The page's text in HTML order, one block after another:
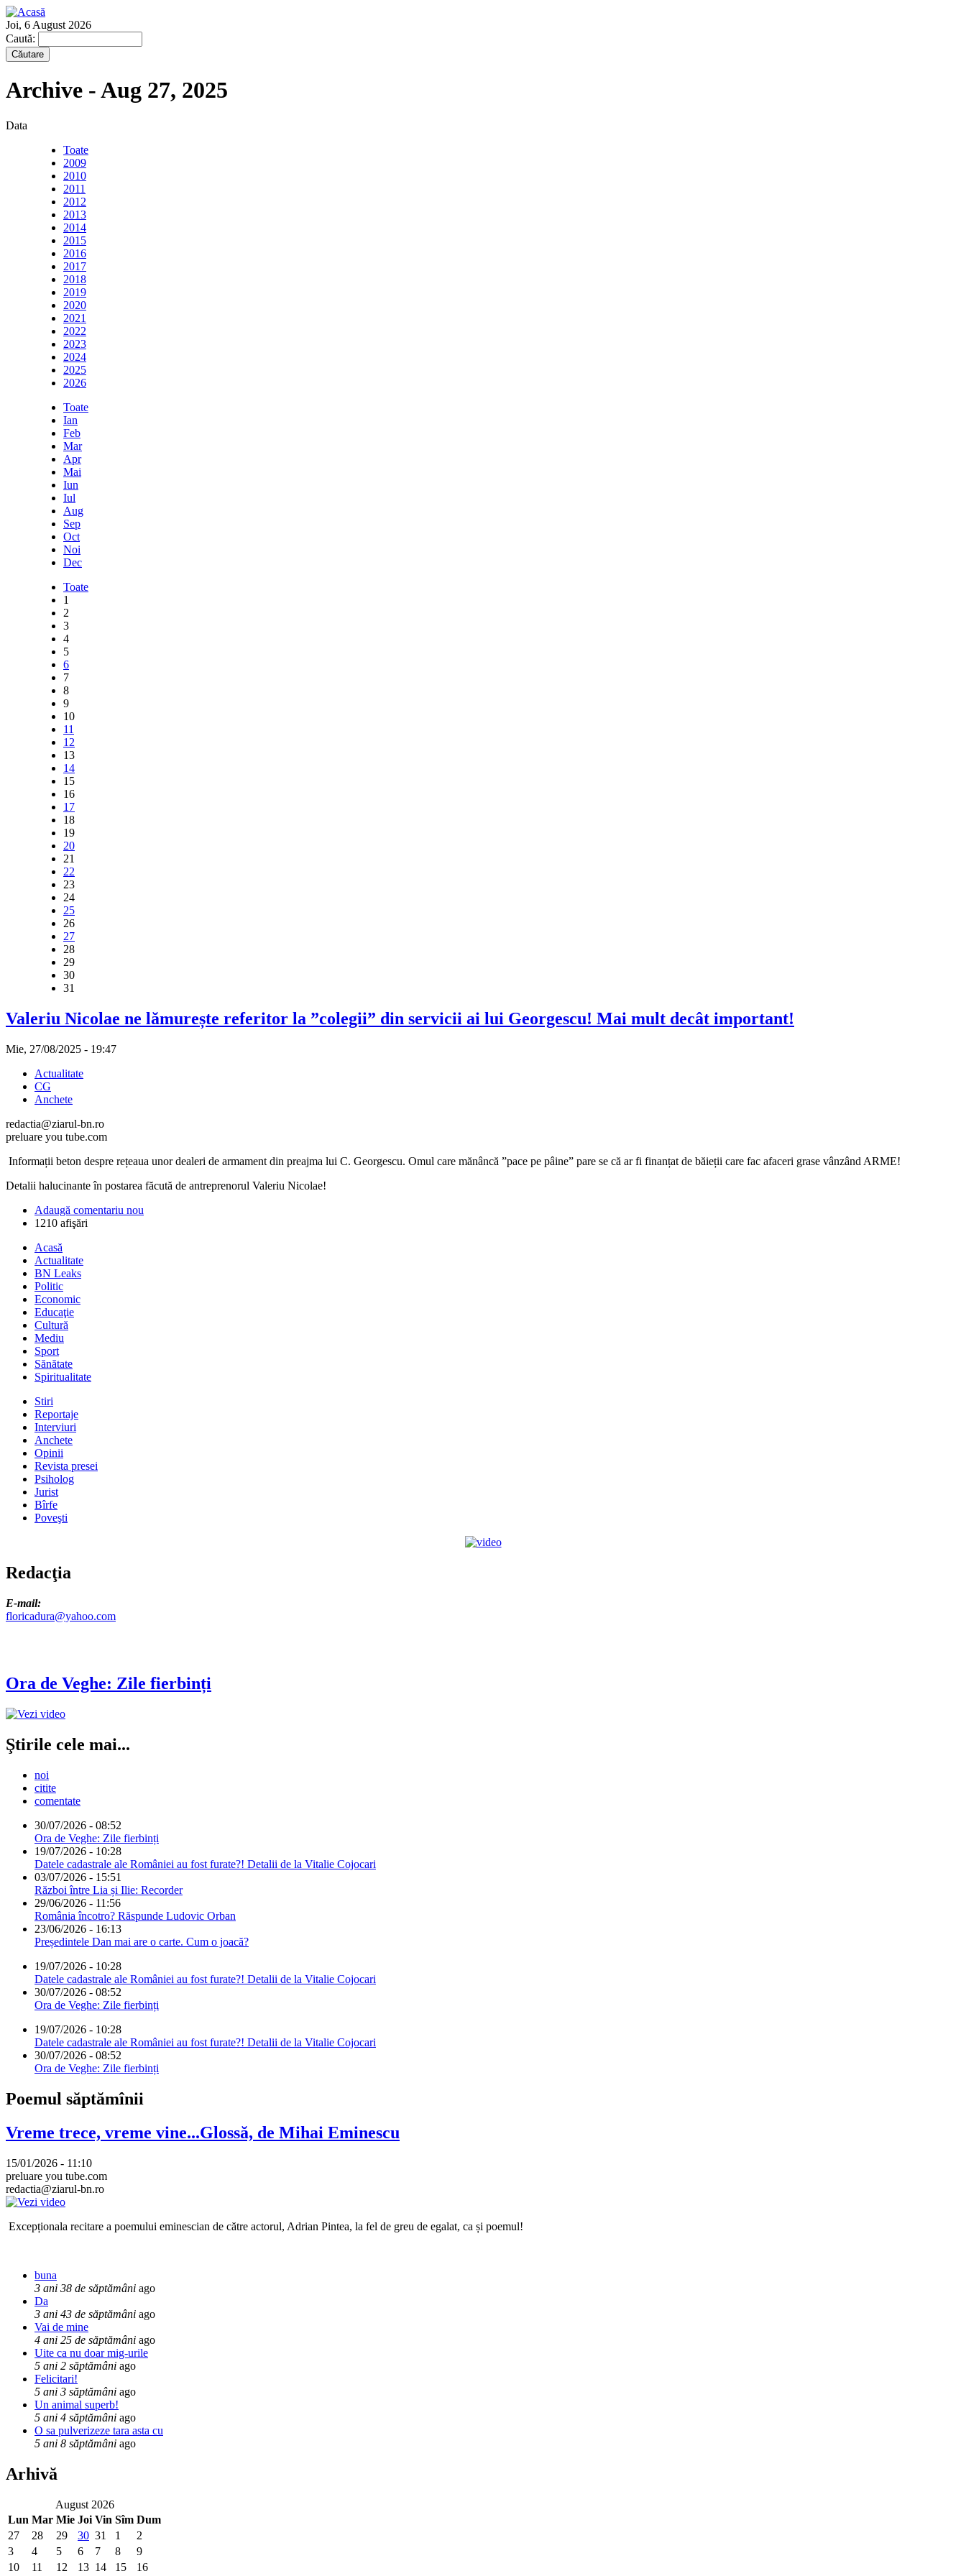
Joi, 6 August 2026
Caută:
Archive - Aug 27, 2025
Data
Toate
2009
2010
2011
2012
2013
2014
2015
2016
2017
2018
2019
2020
2021
2022
2023
2024
2025
2026
Toate
Ian
Feb
Mar
Apr
Mai
Iun
Iul
Aug
Sep
Oct
Noi
Dec
Toate
1
2
3
4
5
6
7
8
9
10
11
12
13
14
15
16
17
18
19
20
21
22
23
24
25
26
27
28
29
30
31
Valeriu Nicolae ne lămurește referitor la ”colegii” din servicii ai lui Georgescu! Mai mult decât important!
Mie, 27/08/2025 - 19:47
Actualitate
CG
Anchete
redactia@ziarul-bn.ro
preluare you tube.com
Informații beton despre rețeaua unor dealeri de armament din preajma lui C. Georgescu. Omul care mănâncă ”pace pe pâine” pare se că ar fi finanțat de băieții care fac afaceri grase vânzând ARME!
Detalii halucinante în postarea făcută de antreprenorul Valeriu Nicolae!
Adaugă comentariu nou
1210 afişări
Acasă
Actualitate
BN Leaks
Politic
Economic
Educaţie
Cultură
Mediu
Sport
Sănătate
Spiritualitate
Stiri
Reportaje
Interviuri
Anchete
Opinii
Revista presei
Psiholog
Jurist
Bîrfe
Poveşti
Redacţia
E-mail:
floricadura@yahoo.com
Ora de Veghe: Zile fierbinți
Ştirile cele mai...
noi
citite
comentate
30/07/2026 - 08:52
Ora de Veghe: Zile fierbinți
19/07/2026 - 10:28
Datele cadastrale ale României au fost furate?! Detalii de la Vitalie Cojocari
03/07/2026 - 15:51
Război între Lia și Ilie: Recorder
29/06/2026 - 11:56
România încotro? Răspunde Ludovic Orban
23/06/2026 - 16:13
Președintele Dan mai are o carte. Cum o joacă?
19/07/2026 - 10:28
Datele cadastrale ale României au fost furate?! Detalii de la Vitalie Cojocari
30/07/2026 - 08:52
Ora de Veghe: Zile fierbinți
19/07/2026 - 10:28
Datele cadastrale ale României au fost furate?! Detalii de la Vitalie Cojocari
30/07/2026 - 08:52
Ora de Veghe: Zile fierbinți
Poemul săptămînii
Vreme trece, vreme vine...Glossă, de Mihai Eminescu
15/01/2026 - 11:10
preluare you tube.com
redactia@ziarul-bn.ro
Excepționala recitare a poemului eminescian de către actorul, Adrian Pintea, la fel de greu de egalat, ca și poemul!
buna
3 ani 38 de săptămâni ago
Da
3 ani 43 de săptămâni ago
Vai de mine
4 ani 25 de săptămâni ago
Uite ca nu doar mig-urile
5 ani 2 săptămâni ago
Felicitari!
5 ani 3 săptămâni ago
Un animal superb!
5 ani 4 săptămâni ago
O sa pulverizeze tara asta cu
5 ani 8 săptămâni ago
Arhivă
August 2026
Lun Mar Mie Joi Vin Sîm Dum
27
28 29 30 31 1
2
3
4 5 6 7 8
9
10
11 12 13 14 15 16